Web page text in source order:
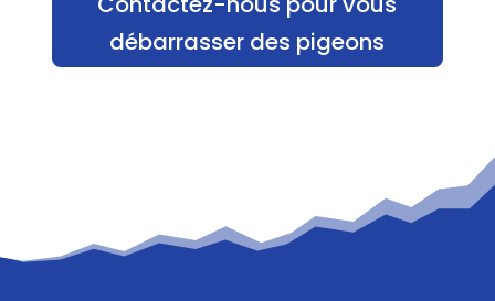
débarrasser des pigeons